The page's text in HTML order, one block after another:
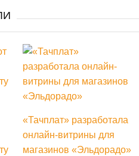
«Тачплат» разработала
онлайн-витрины для
магазинов «Эльдорадо»